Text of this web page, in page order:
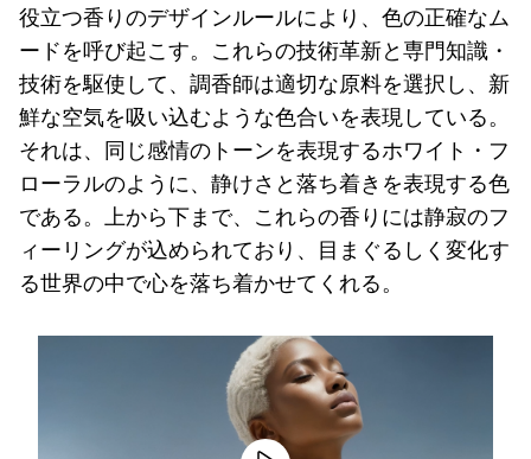
役立つ香りのデザインルールにより、色の正確なム
ードを呼び起こす。これらの技術革新と専門知識・
技術を駆使して、調香師は適切な原料を選択し、新
鮮な空気を吸い込むような色合いを表現している。
それは、同じ感情のトーンを表現するホワイト・フ
ローラルのように、静けさと落ち着きを表現する色
である。上から下まで、これらの香りには静寂のフ
ィーリングが込められており、目まぐるしく変化す
る世界の中で心を落ち着かせてくれる。